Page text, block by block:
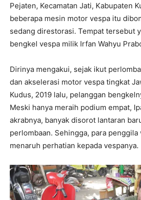
Pejaten, Kecamatan Jati, Kabupaten
beberapa mesin motor vespa itu
sedang direstorasi. Tempat tersebut
bengkel vespa milik Irfan Wahyu
Dirinya mengakui, sejak ikut
dan akselerasi motor vespa tingkat
Kudus, 2019 lalu, pelanggan
Meski hanya meraih podium empat,
akrabnya, banyak disorot lantaran
perlombaan. Sehingga, para penggila
menaruh perhatian kepada vespanya.